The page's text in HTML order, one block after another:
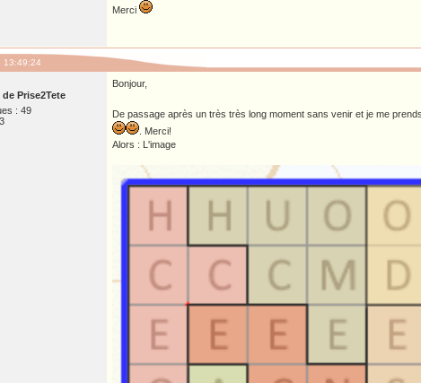
Merci
13:49:24
Prise2Tete
: 49
Bonjour,
De passage après un très très long moment sans venir et je me
. Merci!
Alors : L'image